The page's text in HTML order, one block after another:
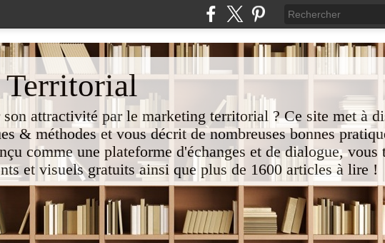
son attractivité par le marketing territorial ? Ce site met à
& méthodes et vous décrit de nombreuses bonnes
comme une plateforme d'échanges et de dialogue, vous
et visuels gratuits ainsi que plus de 1600 articles à lire !